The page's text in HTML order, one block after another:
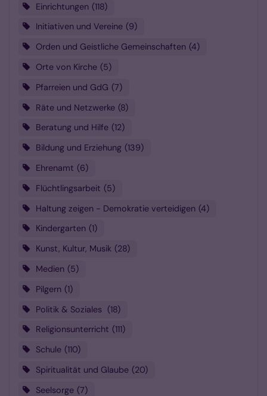
Einrichtungen 118
Initiativen und Vereine
9
Orden und Geistliche Gemeinschaften 4
Orte von Kirche 5
Pfarreien und GdG 7
Räte und Netzwerke 8
Beratung und Hilfe 12
Bildung und Erziehung 139
Ehrenamt 6
Flüchtlingsarbeit 5
Haltung zeigen - Demokratie verteidigen 4
Kindergarten 1
Kunst, Kultur, Musik 28
Medien 5
Pilgern 1
Politik & Soziales
18
Religionsunterricht
111
Schule 110
Spiritualität und Glaube 20
Seelsorge 7